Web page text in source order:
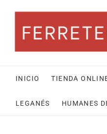
contenido
INICIO TIENDA
LEGANÉS HUMANES